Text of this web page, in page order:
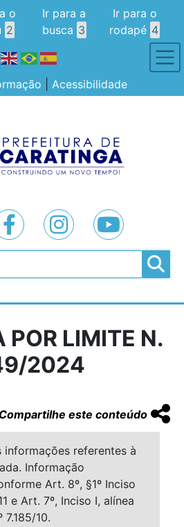
o
2
Ir para a
busca 3
Ir para o
rodapé 4
Acessibilidade
POR LIMITE N.
2024
Compartilhe este conteúdo
informações referentes à
Informação
Art. 8º, §1º Inciso
e Art. 7º, Inciso I, alínea
10.